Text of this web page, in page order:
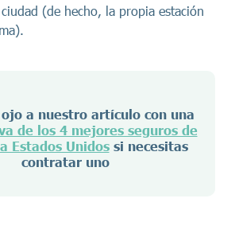
(de hecho, la propia estación
ojo a nuestro artículo con una
de los 4 mejores seguros de
Estados Unidossi necesitas
contratar uno